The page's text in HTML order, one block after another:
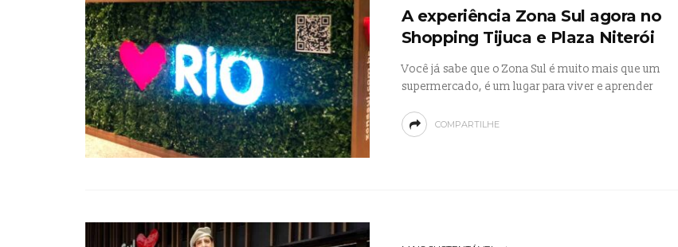
A experiência Zona Sul agora no
Shopping Tijuca e Plaza Niterói
Você já sabe que o Zona Sul é muito mais que um
supermercado, é um lugar para viver e aprender
COMPARTILHE